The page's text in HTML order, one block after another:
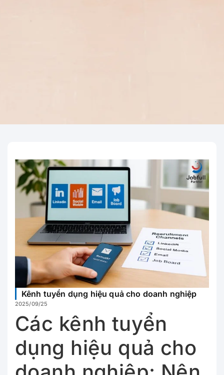
Kênh tuyển dụng hiệu quả cho doanh nghiệp
2025/09/25
Các kênh tuyển
dụng hiệu quả cho